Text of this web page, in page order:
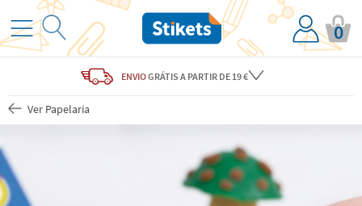
0
ENVIOGRÁTIS A PARTIR DE 19 €
Ver Papelaria